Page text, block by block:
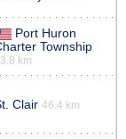
Port Huron
Township
km
Clair 46.4 km